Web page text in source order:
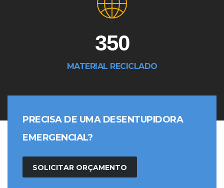
350
MATERIAL RECICLADO
PRECISA DE UMA DESENTUPIDORA
EMERGENCIAL?
SOLICITAR ORÇAMENTO